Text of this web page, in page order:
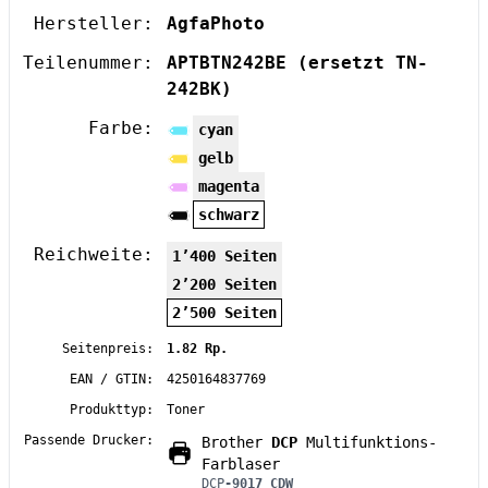
Hersteller:
AgfaPhoto
Teilenummer:
APTBTN242BE
(ersetzt TN-
242BK)
Farbe:
cyan
gelb
magenta
schwarz
Reichweite:
1’400 Seiten
2’200 Seiten
2’500 Seiten
Seitenpreis:
1.82 Rp.
EAN / GTIN:
4250164837769
Produkttyp:
Toner
Passende Drucker:
Brother DCP Multifunktions-
Farblaser
DCP-9017 CDW